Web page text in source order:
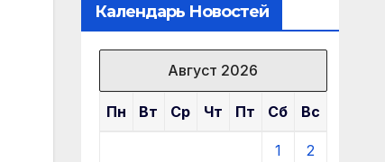
Календарь Новостей
Август 2026
Пн Вт Ср Чт Пт Сб Вс
1 2